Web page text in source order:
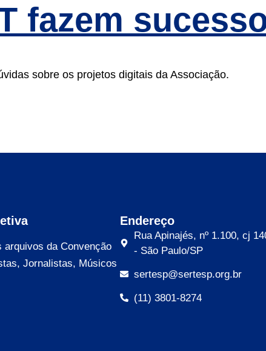
fazem
sobre os projetos digitais da Associação.
arquivos da Convenção
Jornalistas, Músicos
Endereço
Rua Apinajés, nº 1.100, cj
- São Paulo/SP
sertesp@sertesp.org.br
(11) 3801-8274